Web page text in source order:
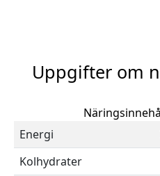
Uppgifter om
Energi
Kolhydrater